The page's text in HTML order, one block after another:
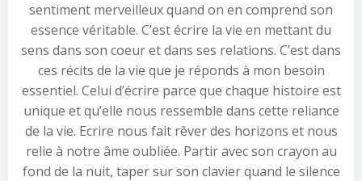
sentiment merveilleux quand on en comprend son
essence véritable. C’est écrire la vie en mettant du
sens dans son coeur et dans ses relations. C’est dans
ces récits de la vie que je réponds à mon besoin
essentiel. Celui d’écrire parce que chaque histoire est
unique et qu’elle nous ressemble dans cette reliance
de la vie. Ecrire nous fait rêver des horizons et nous
relie à notre âme oubliée. Partir avec son crayon au
fond de la nuit, taper sur son clavier quand le silence